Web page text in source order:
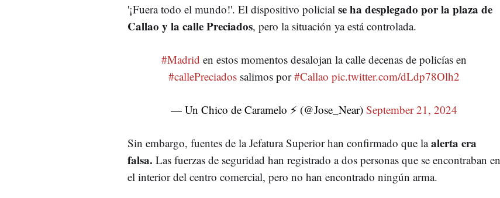
'¡Fuera todo el mundo!'. El dispositivo policial se ha desplegado por la plaza de
Callao y la calle Preciados, pero la situación ya está controlada.
#Madrid en estos momentos desalojan la calle decenas de policías en
#callePreciados salimos por#Callao pic.twitter.com/dLdp78Olh2
— Un Chico de Caramelo ⚡️ (@Jose_Near)September 21, 2024
Sin embargo, fuentes de la Jefatura Superior han confirmado que laalerta era
falsa. Las fuerzas de seguridad han registrado a dos personas que se encontraban en
el interior del centro comercial, pero no han encontrado ningún arma.